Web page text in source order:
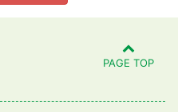
PAGE TOP